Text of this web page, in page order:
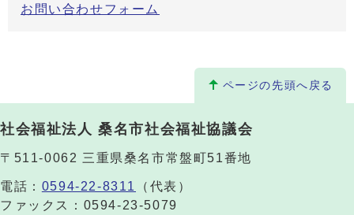
お問い合わせフォーム
ページの先頭へ戻る
社会福祉法人 桑名市社会福祉協議会
〒511-0062 三重県桑名市常盤町51番地
電話： 0594-22-8311
（代表）
ファックス：0594-23-5079